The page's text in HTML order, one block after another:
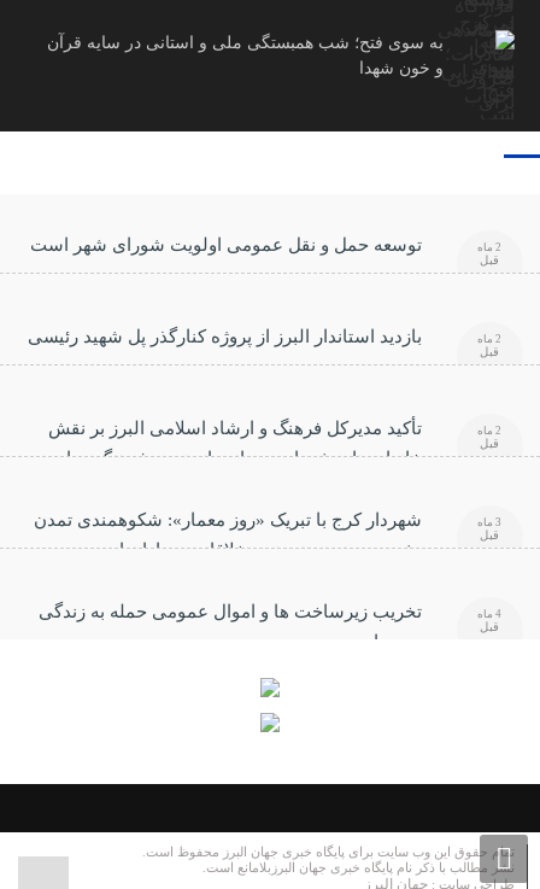
به سوی فتح؛ شب همبستگی ملی و استانی در سایه قرآن
و خون شهدا
توسعه حمل و نقل عمومی اولویت شورای شهر است 2 ماه
قبل
بازدید استاندار البرز از پروژه کنارگذر پل شهید رئیسی 2 ماه
قبل
تأکید مدیرکل فرهنگ و ارشاد اسلامی البرز بر نقش
خانواده‌های شهدا در صیانت از هویت فرهنگی جامعه
2 ماه
قبل
شهردار کرج با تبریک «روز معمار»: شکوهمندی تمدن
بشری مرهون هنرمندی خلاقانه معماران است
3 ماه
قبل
تخریب زیرساخت ها و اموال عمومی حمله به زندگی
مردم است
4 ماه
قبل
تمام حقوق این وب سایت برای پایگاه خبری جهان البرز محفوظ است.
نشر مطالب با ذکر نام پایگاه خبری جهان البرزبلامانع است.
طراحی سایت : جهان البرز